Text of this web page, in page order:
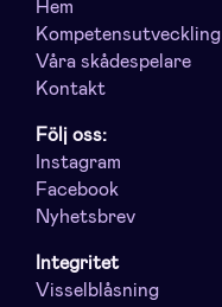
Hem
Kompetensutveckling
Våra skådespelare
Kontakt
Följ oss:
Instagram
Facebook
Nyhetsbrev
Integritet
Visselblåsning